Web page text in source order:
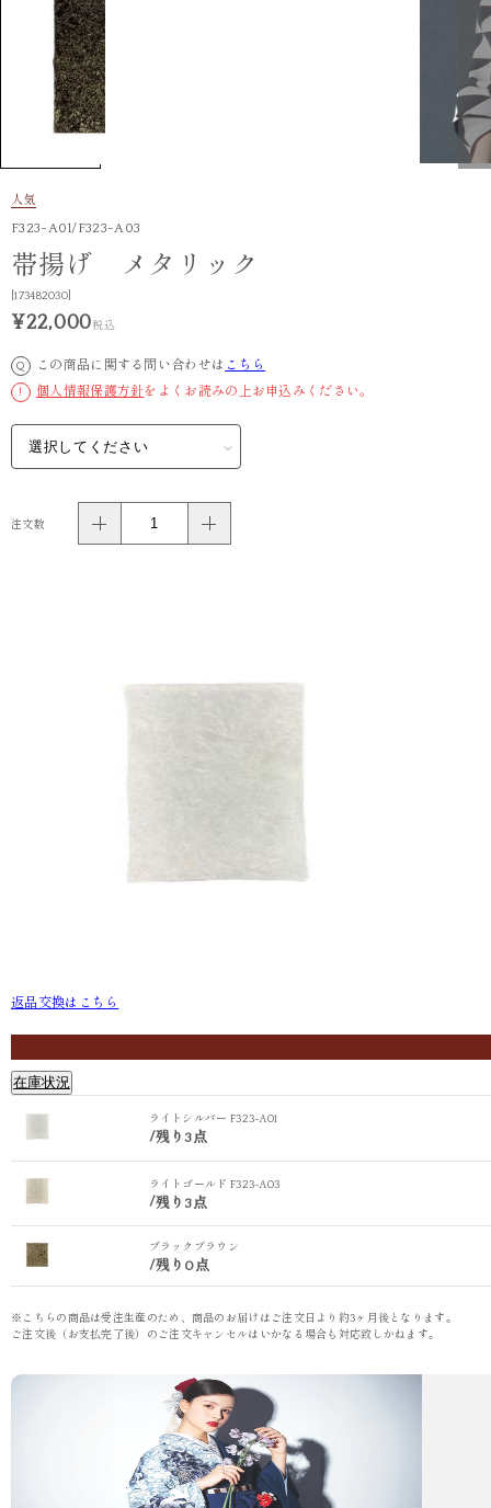
人気
F323-A01/F323-A03
帯揚げ メタリック
[173482030]
¥22,000税込
Q この商品に関する問い合わせは こちら
! 個人情報保護方針をよくお読みの上お申込みください。
注文数
ライトシルバー F323-A01
返品交換はこちら
在庫状況
ライトシルバー F323-A01
/残り3点
ライトゴールド F323-A03
/残り3点
ブラックブラウン
/残り0点
※こちらの商品は受注生産のため、商品のお届けはご注文日より約3ヶ月後となります。
ご注文後（お支払完了後）のご注文キャンセルはいかなる場合も対応致しかねます。